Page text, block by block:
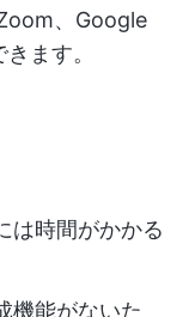
、Google
ます。
は時間がかかる
機能がないた